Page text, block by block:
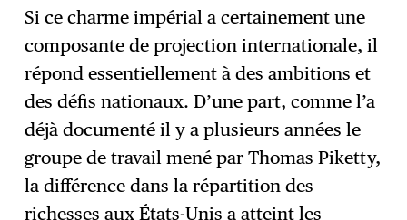
Si ce charme impérial a certainement une
composante de projection internationale, il
répond essentiellement à des ambitions et
des défis nationaux. D’une part, comme l’a
déjà documenté il y a plusieurs années le
groupe de travail mené parThomas Piketty,
la différence dans la répartition des
richesses aux États-Unis a atteint les